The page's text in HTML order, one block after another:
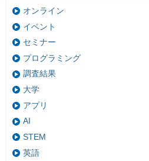
オンライン
イベント
セミナー
プログラミング
調査結果
大学
アプリ
AI
STEM
英語